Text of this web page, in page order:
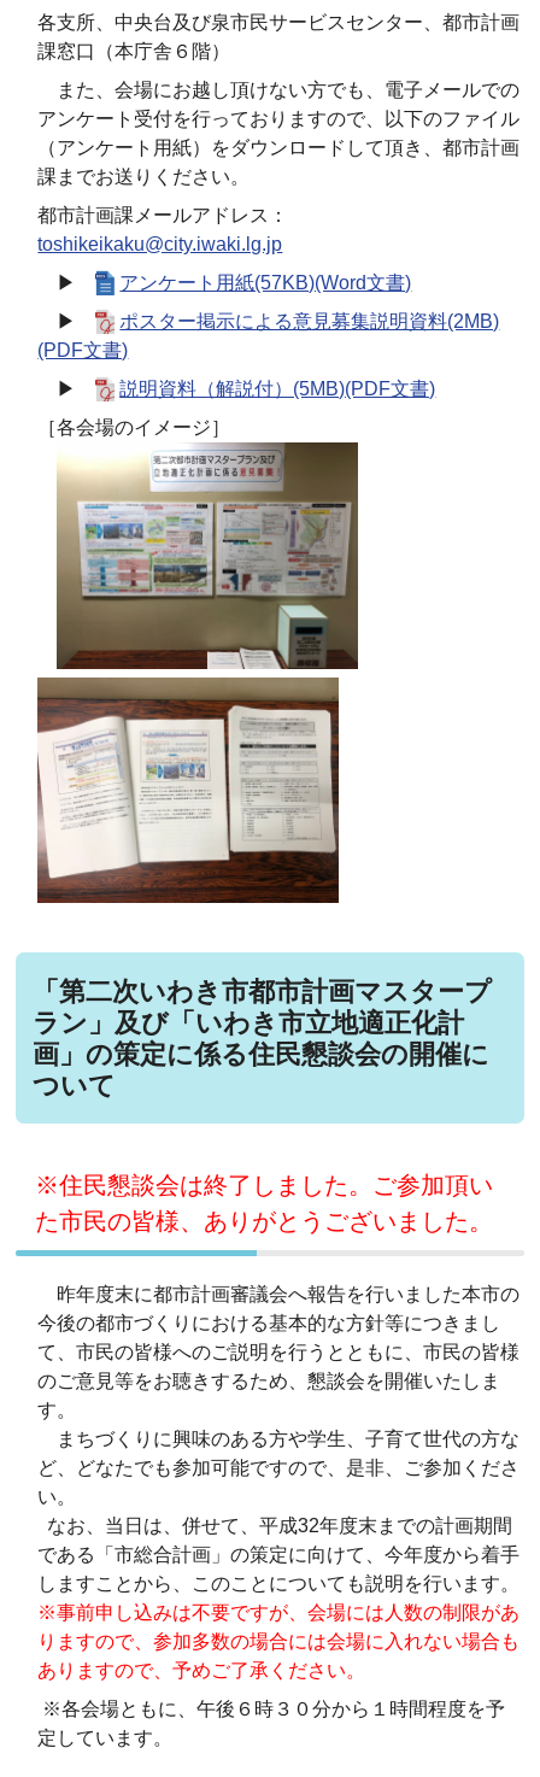
各支所、中央台及び泉市民サービスセンター、都市計画
課窓口（本庁舎６階）
また、会場にお越し頂けない方でも、電子メールでの
アンケート受付を行っておりますので、以下のファイル
（アンケート用紙）をダウンロードして頂き、都市計画
課までお送りください。
都市計画課メールアドレス：
toshikeikaku@city.iwaki.lg.jp
▶
アンケート用紙(57KB)(Word文書)
▶
ポスター掲示による意見募集説明資料(2MB)
(PDF文書)
▶
説明資料（解説付）(5MB)(PDF文書)
［各会場のイメージ］
「第二次いわき市都市計画マスタープ
ラン」及び「いわき市立地適正化計
画」の策定に係る住民懇談会の開催に
ついて
※住民懇談会は終了しました。ご参加頂い
た市民の皆様、ありがとうございました。
昨年度末に都市計画審議会へ報告を行いました本市の
今後の都市づくりにおける基本的な方針等につきまし
て、市民の皆様へのご説明を行うとともに、市民の皆様
のご意見等をお聴きするため、懇談会を開催いたしま
す。
まちづくりに興味のある方や学生、子育て世代の方な
ど、どなたでも参加可能ですので、是非、ご参加くださ
い。
なお、当日は、併せて、平成32年度末までの計画期間
である「市総合計画」の策定に向けて、今年度から着手
しますことから、このことについても説明を行います。
※事前申し込みは不要ですが、会場には人数の制限があ
りますので、参加多数の場合には会場に入れない場合も
ありますので、予めご了承ください。
※各会場ともに、午後６時３０分から１時間程度を予
定しています。